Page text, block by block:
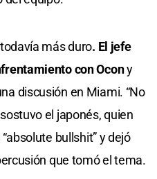
más duro. El jefe
con Ocony
discusión en Miami. “No
el japonés, quien
bullshit” y dejó
que tomó el tema.